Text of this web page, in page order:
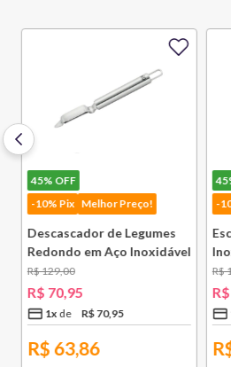
45%OFF
-10% Pix
Melhor Preço!
Descascador de Legumes
Redondo em Aço Inoxidável
131 mm Bsf
R$129,00
R$ 70,95
1x R$70,95
R$ 63,86
-
R$
R$
R$